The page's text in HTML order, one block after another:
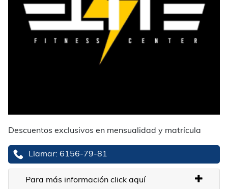
Descuentos exclusivos en mensualidad y matrícula
Llamar: 6156-79-81
Para más información click aquí